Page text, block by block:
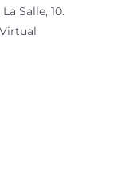
Salle, 10.